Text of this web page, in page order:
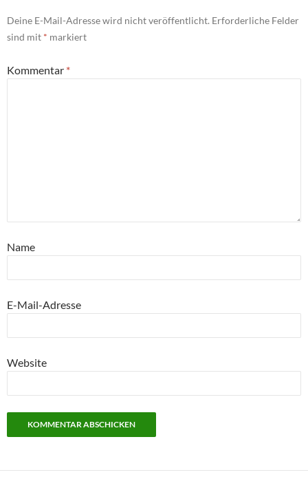
Deine E-Mail-Adresse wird nicht veröffentlicht. Erforderliche Felder
sind mit * markiert
Kommentar *
Name
E-Mail-Adresse
Website